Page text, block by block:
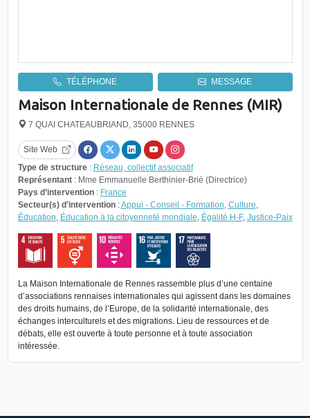
TÉLÉPHONE MESSAGE
Maison Internationale de Rennes (MIR)
7 QUAI CHATEAUBRIAND, 35000 RENNES
Site Web
Type de structure: Réseau, collectif associatif
Représentant: Mme Emmanuelle Berthinier-Brié (Directrice)
Pays d’intervention: France
Secteur(s) d'intervention:Appui - Conseil - Formation, Culture,
Éducation, Éducation à la citoyenneté mondiale, Égalité H-F, Justice-Paix
La Maison Internationale de Rennes rassemble plus d’une centaine
d’associations rennaises internationales qui agissent dans les domaines
des droits humains, de l’Europe, de la solidarité internationale, des
échanges interculturels et des migrations. Lieu de ressources et de
débats, elle est ouverte à toute personne et à toute association
intéressée.